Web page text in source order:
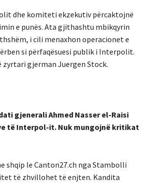
dhe komiteti ekzekutiv përcaktojnë
e punës. Ata gjithashtu mbikqyrin
i cili menaxhon operacionet e
si përfaqësuesi publik i Interpolit.
zyrtari gjerman Juergen Stock.
gjenerali Ahmed Nasser el-Raisi
të Interpol-it. Nuk mungojnë kritikat
shqip le Canton27.ch nga Stambolli
të zhvillohet të enjten. Kandita